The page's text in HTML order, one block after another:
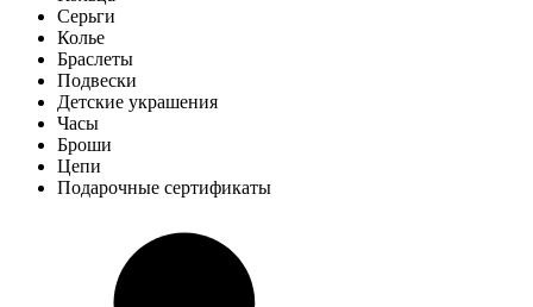
Серьги
Колье
Браслеты
Подвески
Детские украшения
Часы
Броши
Цепи
Подарочные сертификаты